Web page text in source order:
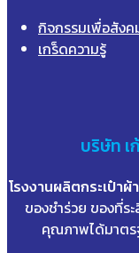
กิจกรรมเพื่อสังค
เกร็ดความรู้
บริษัท เ
โรงงานผลิตกระเป๋าผ้า
ของชำร่วย ของที่ร
คุณภาพได้มาตร